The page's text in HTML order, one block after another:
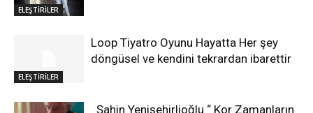
ELEŞTİRİLER
ELEŞTİRİLER
Loop Tiyatro Oyunu Hayatta Her şey
döngüsel ve kendini tekrardan ibarettir
Şahin Yenişehirlioğlu “ Kor Zamanların